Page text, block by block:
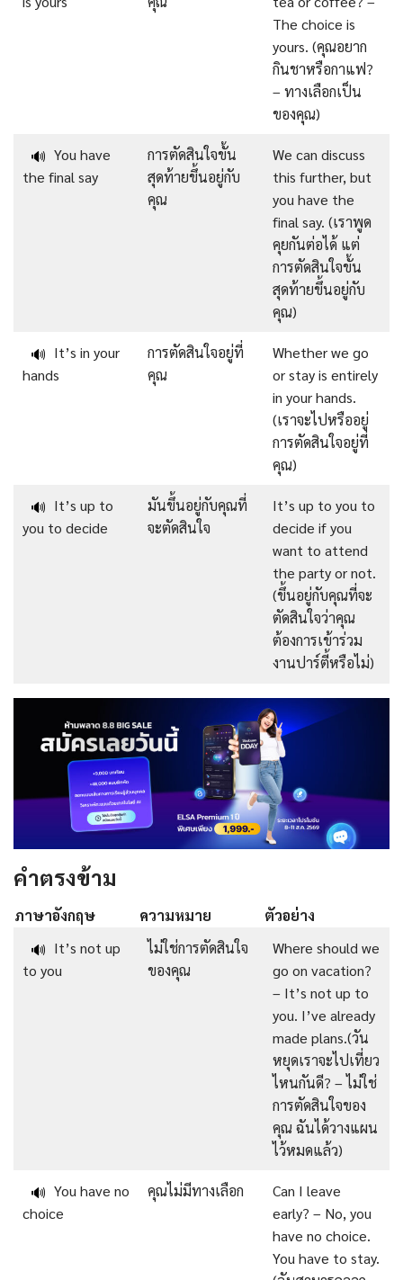
The choice is
yours. (คุณอยาก
กินชาหรือกาแฟ?
– ทางเลือกเป็น
ของคุณ)
🔊 You have
the final say
การตัดสินใจขั้น
สุดท้ายขึ้นอยู่กับ
คุณ
We can discuss
this further, but
you have the
final say. (เราพูด
คุยกันต่อได้ แต่
การตัดสินใจขั้น
สุดท้ายขึ้นอยู่กับ
คุณ)
🔊 It’s in your
hands
การตัดสินใจอยู่ที่
คุณ
Whether we go
or stay is entirely
in your hands.
(เราจะไปหรืออยู่
การตัดสินใจอยู่ที่
คุณ)
🔊 It’s up to
you to decide
มันขึ้นอยู่กับคุณที่
จะตัดสินใจ
It’s up to you to
decide if you
want to attend
the party or not.
(ขึ้นอยู่กับคุณที่จะ
ตัดสินใจว่าคุณ
ต้องการเข้าร่วม
งานปาร์ตี้หรือไม่)
คำตรงข้าม
ภาษาอังกฤษ ความหมาย
ตัวอย่าง
🔊 It’s not up
to you
ไม่ใช่การตัดสินใจ
ของคุณ
Where should we
go on vacation?
– It’s not up to
you. I’ve already
made plans.(วัน
หยุดเราจะไปเที่ยว
ไหนกันดี? – ไม่ใช่
การตัดสินใจของ
คุณ ฉันได้วางแผน
ไว้หมดแล้ว)
🔊 You have no
choice
คุณไม่มีทางเลือก
Can I leave
early? – No, you
have no choice.
You have to stay.